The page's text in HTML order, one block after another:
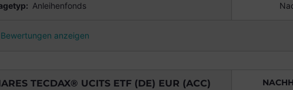
Anleihenfonds
Bewertungen anzeigen
TECDAX® UCITS ETF (DE) EUR (ACC)